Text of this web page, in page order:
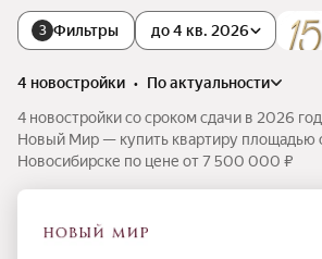
3 Фильтры до 4 кв. 2026
4 новостройки •
по актуальности
4 новостройки со сроком сдачи в 2026
Новый Мир — купить квартиру площадью
Новосибирске по цене от 7 500 000 ₽